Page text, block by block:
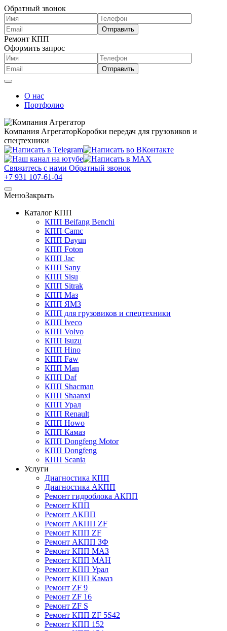
Обратный звонок
Ремонт КПП
Оформить запрос
О нас
Портфолио
Компания АгрегаторКоробки передач для грузовиков и
спецтехники
Свяжитесь с нами Обратный звонок
+7 931 107-61-04
МенюЗакрыть
Каталог КПП
КПП Beifang Benchi
КПП Camc
КПП Dayun
КПП Foton
КПП Jac
КПП Sany
КПП Sisu
КПП Sitrak
КПП Маз
КПП ЯМЗ
КПП для грузовиков и спецтехники
КПП Iveco
КПП Volvo
КПП Isuzu
КПП Hino
КПП Faw
КПП Man
КПП Daf
КПП Shacman
КПП Shaanxi
КПП Урал
КПП Renault
КПП Howo
КПП Камаз
КПП Dongfeng Motor
КПП Dongfeng
КПП Scania
Услуги
Диагностика КПП
Диагностика АКПП
Ремонт гидроблока АКПП
Ремонт КПП
Ремонт АКПП
Ремонт АКПП ZF
Ремонт КПП ZF
Ремонт АКПП ЗФ
Ремонт КПП МАЗ
Ремонт КПП МАН
Ремонт КПП Урал
Ремонт КПП Камаз
Ремонт ZF 9
Ремонт ZF 16
Ремонт ZF S
Ремонт КПП ZF 5S42
Ремонт КПП 152